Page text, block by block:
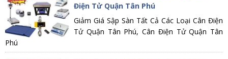
Điện Tử Quận Tân Phú
Giảm Giá Sập Sàn Tất Cả Các Loại Cân Điện
Tử Quận Tân Phú, Cân Điện Tử Quận Tân
Phú